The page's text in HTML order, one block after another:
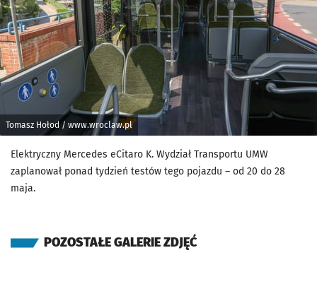
Tomasz Hołod / www.wroclaw.pl
Elektryczny Mercedes eCitaro K. Wydział Transportu UMW
zaplanował ponad tydzień testów tego pojazdu – od 20 do 28
maja.
POZOSTAŁE GALERIE ZDJĘĆ